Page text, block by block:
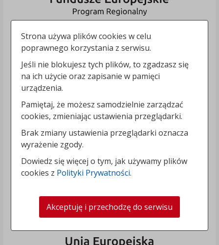
Strona używa plików cookies w celu
poprawnego korzystania z serwisu.
Jeśli nie blokujesz tych plików, to zgadzasz się
na ich użycie oraz zapisanie w pamięci
urządzenia.
Pamiętaj, że możesz samodzielnie zarządzać
cookies, zmieniając ustawienia przeglądarki.
Brak zmiany ustawienia przeglądarki oznacza
wyrażenie zgody.
Dowiedz się więcej o tym, jak używamy plików
cookies z Polityki Prywatności.
Akceptuję i przechodzę do serwisu